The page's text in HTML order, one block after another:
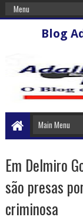
Blog
Em Delmiro
são presas
criminosa